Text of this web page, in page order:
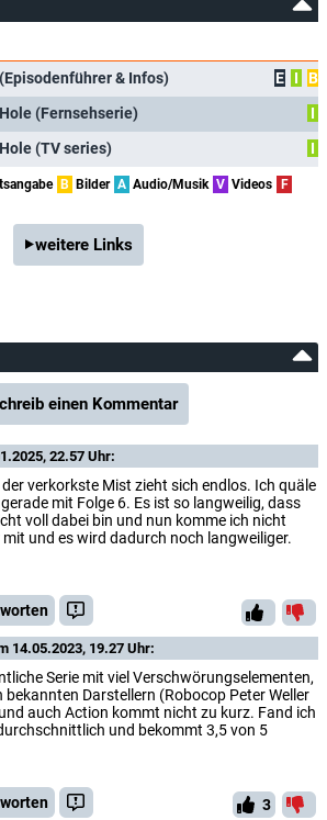
& Infos) E I
B
(Fernsehserie)
I
(TV series)
I
B Bilder A Audio/Musik V Videos
F
weitere Links
einen Kommentar
22.57 Uhr:
der verkorkste Mist zieht sich endlos. Ich quäle
mit Folge 6. Es ist so langweilig, dass
voll dabei bin und nun komme ich nicht
mit und es wird dadurch noch langweiliger.
14.05.2023, 19.27 Uhr:
Serie mit viel Verschwörungselementen,
bekannten Darstellern (Robocop Peter Weller
auch Action kommt nicht zu kurz. Fand ich
und bekommt 3,5 von 5
3